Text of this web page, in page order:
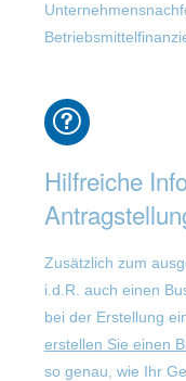
Hilfreiche
Zusätzlich zum
i.d.R. auch einen
bei der Erstellung
erstellen Sie einen
so genau, wie Ihr